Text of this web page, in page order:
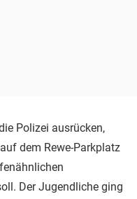
Polizei ausrücken,
dem Rewe-Parkplatz
Der Jugendliche ging